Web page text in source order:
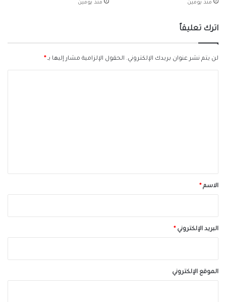
منذ يومين منذ يومين
اترك تعليقاً
لن يتم نشر عنوان بريدك الإلكتروني. الحقول الإلزامية مشار إليها بـ*
*الاسم*
البريد الإلكتروني*
الموقع الإلكتروني